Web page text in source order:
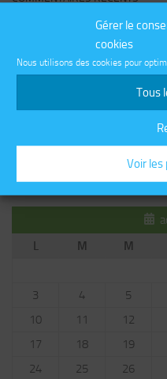
Gérer le
cookies
Nous utilisons des cookies pour
Tous
Voir
PLUS
Catégories
L
M M
3
4 5
10
11 12
17
18 19
24
25 26